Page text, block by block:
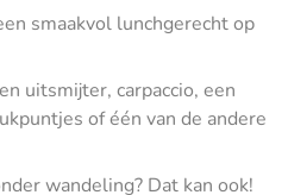
smaakvol lunchgerecht op
uitsmijter, carpaccio, een
of één van de andere
wandeling? Dat kan ook!